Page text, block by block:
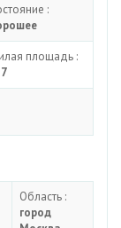
:
площадь :
Область :
город